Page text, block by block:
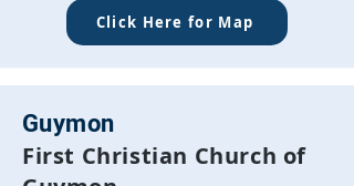
Click Here for Map
Guymon
First Christian Church of